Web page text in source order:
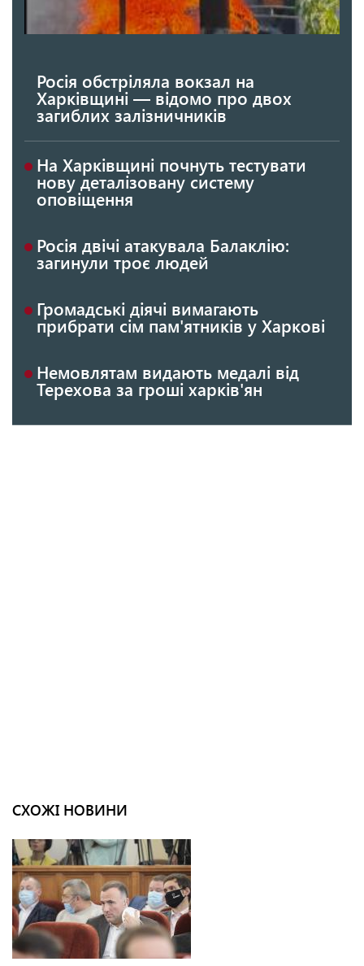
Росія обстріляла вокзал на
Харківщині — відомо про двох
загиблих залізничників
На Харківщині почнуть тестувати
нову деталізовану систему
оповіщення
Росія двічі атакувала Балаклію:
загинули троє людей
Громадські діячі вимагають
прибрати сім пам'ятників у Харкові
Немовлятам видають медалі від
Терехова за гроші харків'ян
СХОЖІ НОВИНИ